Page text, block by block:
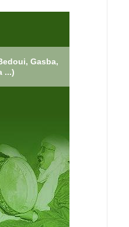
Gasba,
...)